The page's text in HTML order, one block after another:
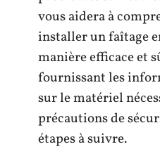
vous aidera à
installer un faîtage
manière efficace et
fournissant les
sur le matériel
précautions de
étapes à suivre.